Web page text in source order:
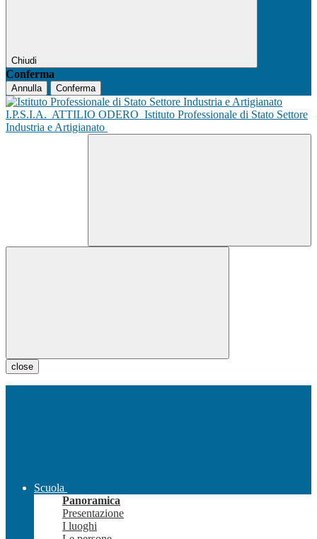
Chiudi
Conferma
Annulla Conferma
I.P.S.I.A. ATTILIO ODERO Istituto Professionale di Stato Settore
Industria e Artigianato
close
Scuola
Panoramica
Presentazione
I luoghi